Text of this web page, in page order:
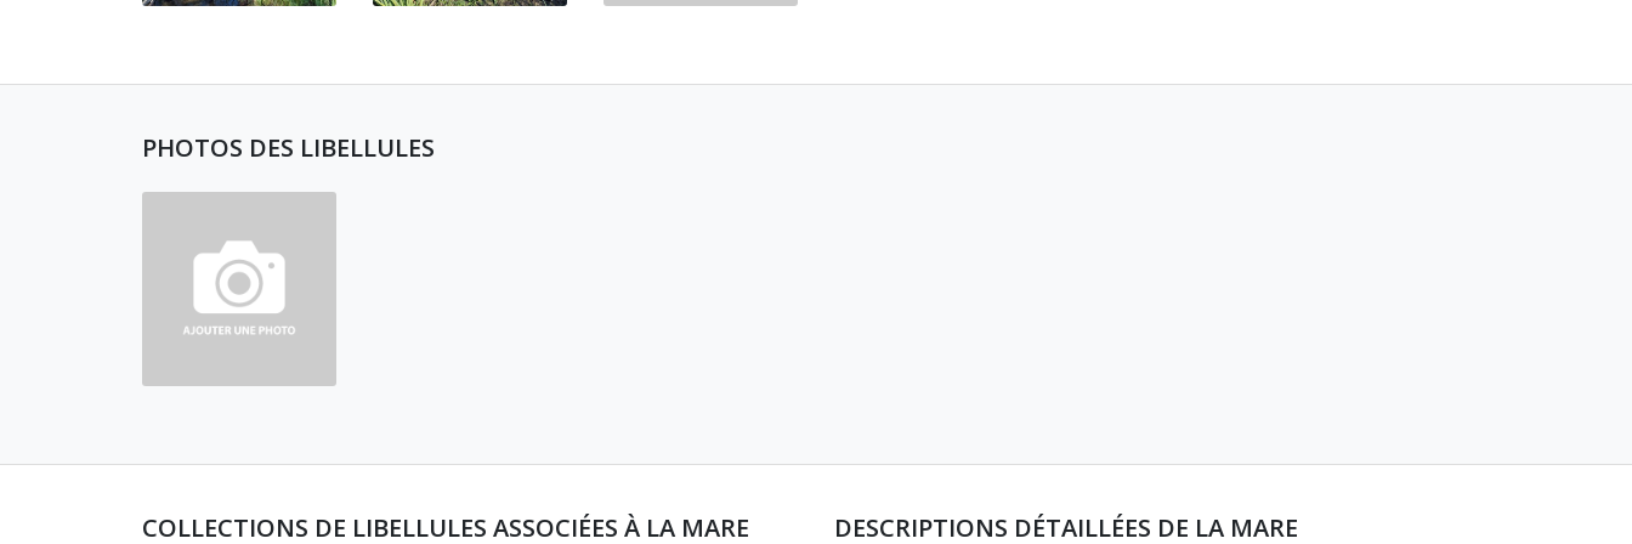
PHOTOS DES LIBELLULES
COLLECTIONS DE LIBELLULES ASSOCIÉES À LA MARE DESCRIPTIONS DÉTAILLÉES DE LA MARE